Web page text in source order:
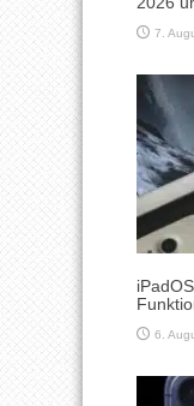
7.
6.